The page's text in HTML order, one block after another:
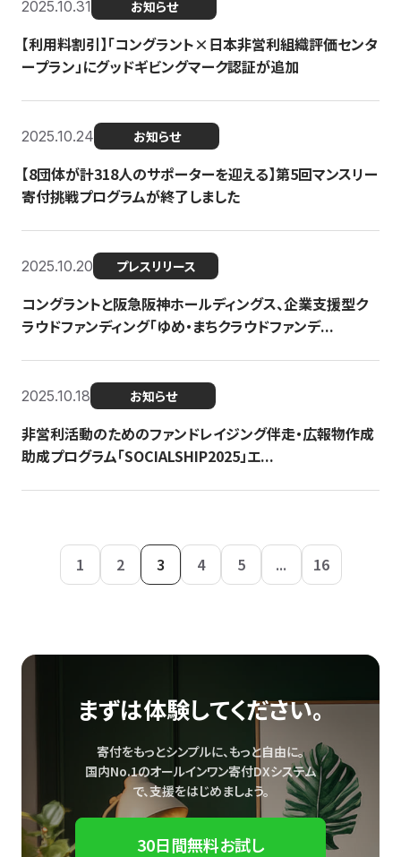
2025.10.31 お知らせ
【利用料割引】「コングラント×日本非営利組織評価センタ
ープラン」にグッドギビングマーク認証が追加
2025.10.24 お知らせ
【8団体が計318人のサポーターを迎える】​​第5回マンスリー
寄付挑戦プログラムが終了しました
2025.10.20 プレスリリース
コングラントと阪急阪神ホールディングス、企業支援型ク
ラウドファンディング「ゆめ・まちクラウドファンデ...
2025.10.18 お知らせ
非営利活動のためのファンドレイジング伴走・広報物作成
助成プログラム「SOCIALSHIP2025」エ...
1 2 3 4 5 ... 16
まずは体験してください。
寄付をもっとシンプルに、もっと自由に。
国内No.1のオールインワン寄付DXシステム
で、支援をはじめましょう。
30日間無料お試し